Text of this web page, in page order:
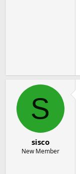
S
sisco
New Member